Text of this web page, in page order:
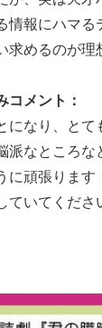
報にハマる
めるのが理
コメント：
になり、とて
派なところな
に頑張ります
ていてくださ